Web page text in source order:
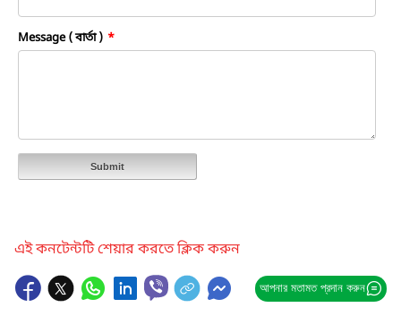
Message ( বার্তা ) *
Submit
এই কনটেন্টটি শেয়ার করতে ক্লিক করুন
আপনার মতামত প্রদান করুন